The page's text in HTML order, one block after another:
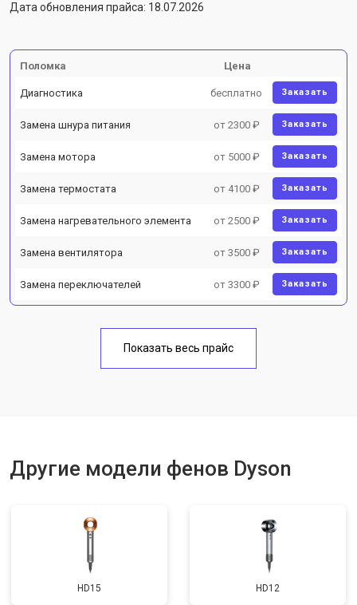
Дата обновления прайса: 18.07.2026
Поломка Цена
Диагностика бесплатно Заказать
Замена шнура питания от 2300 ₽ Заказать
Замена мотора от 5000 ₽ Заказать
Замена термостата от 4100 ₽ Заказать
Замена нагревательного элемента от 2500 ₽ Заказать
Замена вентилятора от 3500 ₽ Заказать
Замена переключателей от 3300 ₽ Заказать
Показать весь прайс
Другие модели фенов Dyson
HD15 HD12